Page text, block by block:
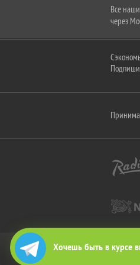
Хочешь быть в курсе
Все
через
2010-
Все